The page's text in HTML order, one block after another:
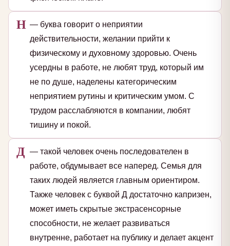
Н — буква говорит о неприятии
действительности, желании прийти к
физическому и духовному здоровью. Очень
усердны в работе, не любят труд, который им
не по душе, наделены категорическим
неприятием рутины и критическим умом. С
трудом расслабляются в компании, любят
тишину и покой.
Д — такой человек очень последователен в
работе, обдумывает все наперед. Семья для
таких людей является главным ориентиром.
Также человек с буквой Д достаточно капризен,
может иметь скрытые экстрасенсорные
способности, не желает развиваться
внутренне, работает на публику и делает акцент